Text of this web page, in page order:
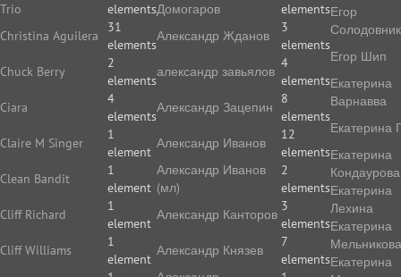
Trio
elements
Christina Aguilera
31
elements
Chuck Berry
2
elements
Ciara
4
elements
Claire M Singer
1
element
Clean Bandit
1
element
Cliff Richard
1
element
Cliff Williams
1
element
Домогаров
elements
Александр Жданов
3
elements
александр завьялов
4
elements
Александр Зацепин
8
elements
Александр Иванов
12
elements
Александр Иванов
(мл)
2
elements
Александр Канторов
3
elements
Александр Князев
7
elements
Егор
Егор Шип
Екатерина
Варнавва
Екатерина
Екатерина
Кондаурова
Екатерина
Лехина
Екатерина
Мельникова
Екатерина